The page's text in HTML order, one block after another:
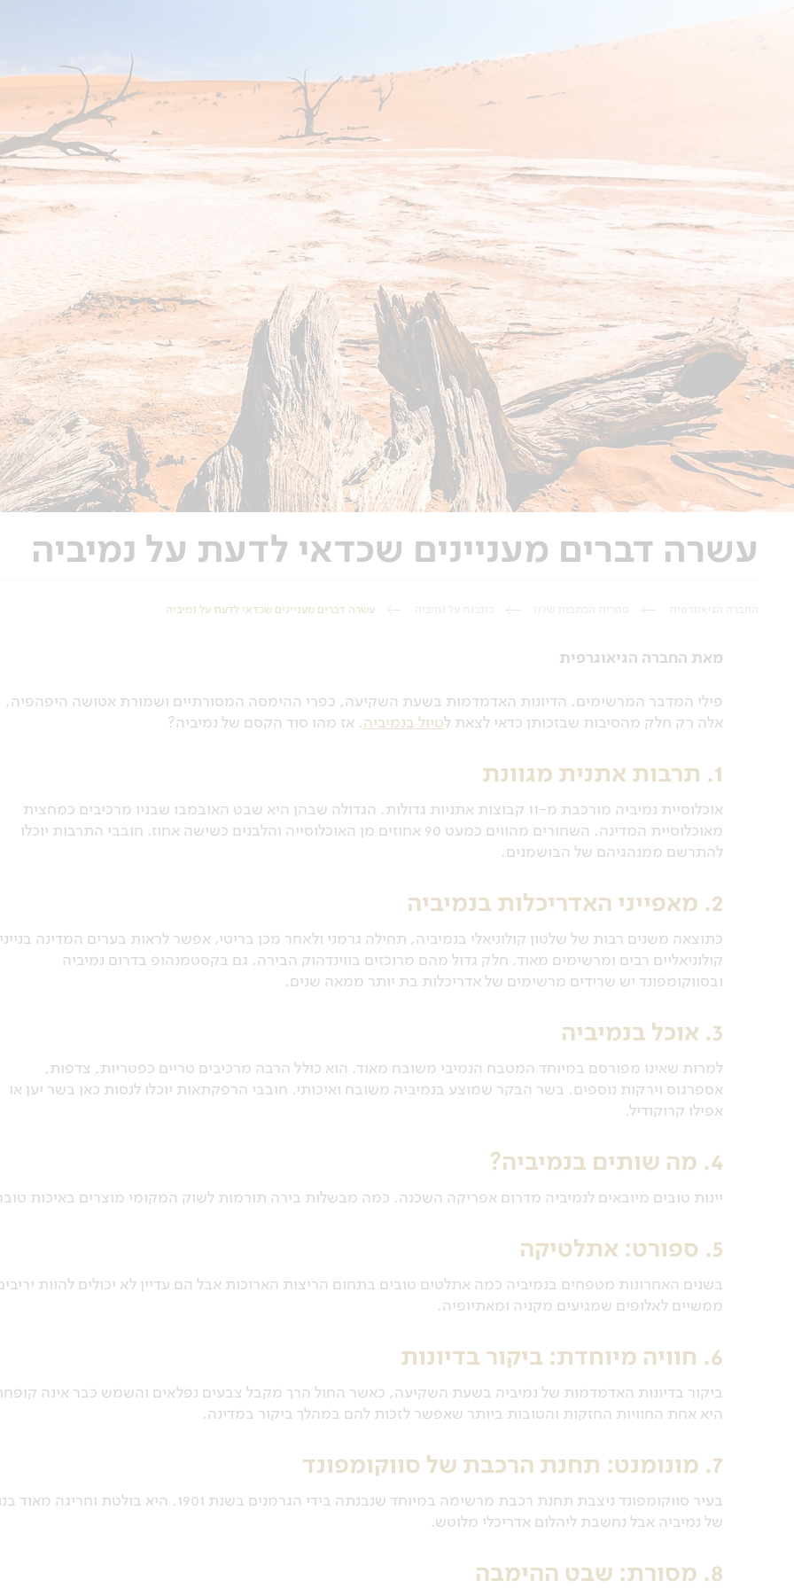
עשרה דברים מעניינים שכדאי לדעת על נמיביה
עשרה דברים מעניינים שכדאי לדעת על נמיביה
מאת החברה הגיאוגרפית
פילי המדבר המרשימים, הדיונות האדמדמות בשעת השקיעה, כפרי ההימסה המסורתיים ושמורת אטושה היפהפיה,
אלה רק חלק מהסיבות שבזכותן כדאי לצאת לטיול בנמיביה. אז מהו סוד הקסם של נמיביה?
1. תרבות אתנית מגוונת
אוכלוסיית נמיביה מורכבת מ-11 קבוצות אתניות גדולות. הגדולה שבהן היא שבט האובמבו שבניו מרכיבים כמחצית
מאוכלוסיית המדינה. השחורים מהווים כמעט 90 אחוזים מן האוכלוסייה והלבנים כשישה אחוז. חובבי התרבות יוכלו
להתרשם ממנהגיהם של הבושמנים.
2. מאפייני האדריכלות בנמיביה
כתוצאה משנים רבות של שלטון קולוניאלי בנמיביה, תחילה גרמני ולאחר מכן בריטי, אפשר לראות בערים המדינה
קולוניאליים רבים ומרשימים מאוד. חלק גדול מהם מרוכזים בווינדהוק הבירה. גם בקסטמנהופ בדרום נמיביה
ובסווקומפונד יש שרידים מרשימים של אדריכלות בת יותר ממאה שנים.
3. אוכל בנמיביה
למרות שאינו מפורסם במיוחד המטבח הנמיבי משובח מאוד. הוא כולל הרבה מרכיבים טריים כפטריות, צדפות,
אספרגוס וירקות נוספים. בשר הבקר שמוצע בנמיביה משובח ואיכותי. חובבי הרפקתאות יוכלו לנסות כאן בשר יען או
אפילו קרוקודיל.
4. מה שותים בנמיביה?
יינות טובים מיובאים לנמיביה מדרום אפריקה השכנה. כמה מבשלות בירה תורמות לשוק המקומי מוצרים באיכות
5. ספורט: אתלטיקה
בשנים האחרונות מטפחים בנמיביה כמה אתלטים טובים בתחום הריצות הארוכות אבל הם עדיין לא יכולים להוות
ממשיים לאלופים שמגיעים מקניה ומאתיופיה.
6. חוויה מיוחדת: ביקור בדיונות
ביקור בדיונות האדמדמות של נמיביה בשעת השקיעה, כאשר החול הרך מקבל צבעים נפלאים והשמש כבר אינה
היא אחת החוויות החזקות והטובות ביותר שאפשר לזכות להם במהלך ביקור במדינה.
7. מונומנט: תחנת הרכבת של סווקומפונד
בעיר סווקומפונד ניצבת תחנת רכבת מרשימה במיוחד שנבנתה בידי הגרמנים בשנת 1901. היא בולטת וחריגה
של נמיביה אבל נחשבת ליהלום אדריכלי מלוטש.
8. מסורת: שבט ההימבה